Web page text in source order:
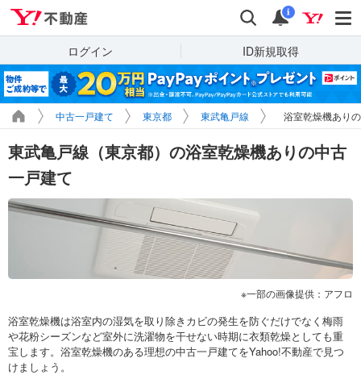
検索 通知
i
ログイン ID新規取得
中古一戸建て 東京都 東武亀戸線 浴室乾燥機あり
東武亀戸線（東京都）の浴室乾燥機ありの中古
一戸建て
一部の画像提供：アフロ
浴室乾燥機は浴室内の湿気を取り除きカビの発生を防ぐだけでなく梅雨
や花粉シーズンなど室外に洗濯物を干せない時期に衣類乾燥としても重
宝します。浴室乾燥機のある理想の中古一戸建てをYahoo!不動産で見つ
けましょう。